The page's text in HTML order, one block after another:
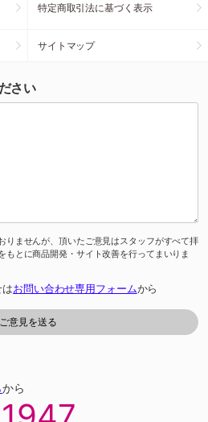
特定商取引法に基づく表示
サイトマップ
さい
りませんが、頂いたご意見はスタッフがすべて拝
もとに商品開発・サイト改善を行ってまいりま
お問い合わせ専用フォームから
から